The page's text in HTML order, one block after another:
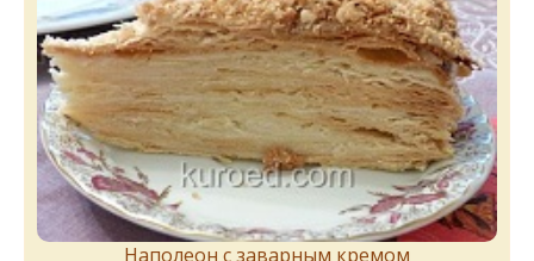
Наполеон с заварным кремом